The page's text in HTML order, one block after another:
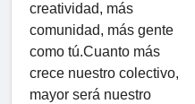
creatividad, más
comunidad, más gente
como tú.Cuanto más
crece nuestro colectivo,
mayor será nuestro